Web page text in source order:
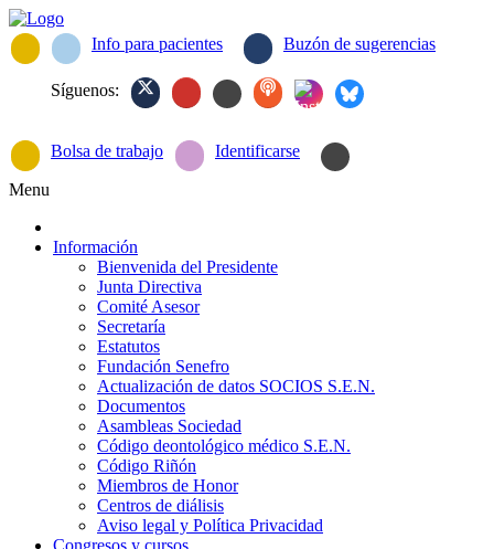
Info para pacientes Buzón de sugerencias
Síguenos:
Bolsa de trabajo Identificarse
Menu
Información
Bienvenida del Presidente
Junta Directiva
Comité Asesor
Secretaría
Estatutos
Fundación Senefro
Actualización de datos SOCIOS S.E.N.
Documentos
Asambleas Sociedad
Código deontológico médico S.E.N.
Código Riñón
Miembros de Honor
Centros de diálisis
Aviso legal y Política Privacidad
Congresos y cursos